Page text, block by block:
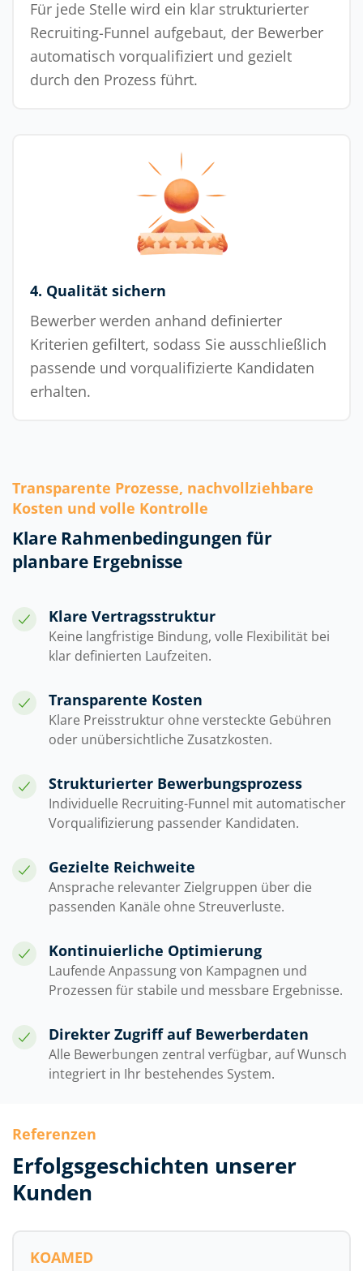
Für jede Stelle wird ein klar strukturierter
Recruiting-Funnel aufgebaut, der Bewerber
automatisch vorqualifiziert und gezielt
durch den Prozess führt.
4. Qualität sichern
Bewerber werden anhand definierter
Kriterien gefiltert, sodass Sie ausschließlich
passende und vorqualifizierte Kandidaten
erhalten.
Transparente Prozesse, nachvollziehbare
Kosten und volle Kontrolle
Klare Rahmenbedingungen für
planbare Ergebnisse
Klare Vertragsstruktur
Keine langfristige Bindung, volle Flexibilität bei
klar definierten Laufzeiten.
Transparente Kosten
Klare Preisstruktur ohne versteckte Gebühren
oder unübersichtliche Zusatzkosten.
Strukturierter Bewerbungsprozess
Individuelle Recruiting-Funnel mit automatischer
Vorqualifizierung passender Kandidaten.
Gezielte Reichweite
Ansprache relevanter Zielgruppen über die
passenden Kanäle ohne Streuverluste.
Kontinuierliche Optimierung
Laufende Anpassung von Kampagnen und
Prozessen für stabile und messbare Ergebnisse.
Direkter Zugriff auf Bewerberdaten
Alle Bewerbungen zentral verfügbar, auf Wunsch
integriert in Ihr bestehendes System.
Referenzen
Erfolgsgeschichten unserer
Kunden
KOAMED